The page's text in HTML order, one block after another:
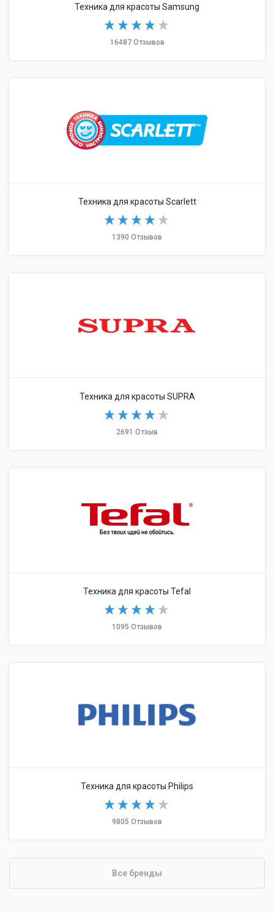
Техника для красоты Samsung
16487 Отзывов
Техника для красоты Scarlett
1390 Отзывов
Техника для красоты SUPRA
2691 Отзыв
Техника для красоты Tefal
1095 Отзывов
Техника для красоты Philips
9805 Отзывов
Все бренды